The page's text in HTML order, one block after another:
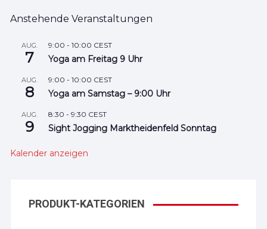
Anstehende Veranstaltungen
AUG.
7
9:00 -10:00 CEST
Yoga am Freitag 9 Uhr
AUG.
8
9:00 -10:00 CEST
Yoga am Samstag – 9:00 Uhr
AUG.
9
8:30 -9:30 CEST
Sight Jogging Marktheidenfeld Sonntag
Kalender anzeigen
PRODUKT-KATEGORIEN